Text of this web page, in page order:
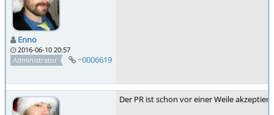
Enno
2016-06-10 20:57
Administrator
~0006619
Der PR ist schon vor einer Weile